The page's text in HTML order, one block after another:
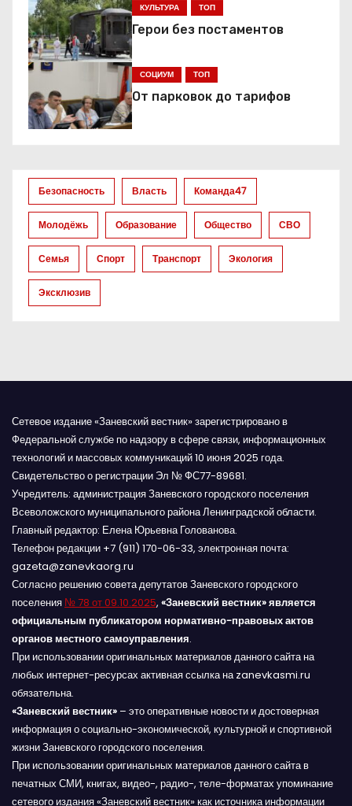
и
я
п
о
а
п
и
с
я
КУЛЬТУРА ТОП
Герои без постаментов
СОЦИУМ ТОП
От парковок до тарифов
Безопасность Власть Команда47
Молодёжь Образование Общество СВО
Семья Спорт Транспорт Экология
Эксклюзив
Сетевое издание «Заневский вестник» зарегистрировано в
Федеральной службе по надзору в сфере связи, информационных
технологий и массовых коммуникаций 10 июня 2025 года.
Свидетельство о регистрации Эл № ФС77-89681.
Учредитель: администрация Заневского городского поселения
Всеволожского муниципального района Ленинградской области.
Главный редактор: Елена Юрьевна Голованова.
Телефон редакции +7 (911) 170-06-33, электронная почта:
gazeta@zanevkaorg.ru
Согласно решению совета депутатов Заневского городского
поселения № 78 от 09.10.2025, «Заневский вестник» является
официальным публикатором нормативно-правовых актов
органов местного самоуправления.
При использовании оригинальных материалов данного сайта на
любых интернет-ресурсах активная ссылка на zanevkasmi.ru
обязательна.
«Заневский вестник» – это оперативные новости и достоверная
информация о социально-экономической, культурной и спортивной
жизни Заневского городского поселения.
При использовании оригинальных материалов данного сайта в
печатных СМИ, книгах, видео-, радио-, теле-форматах упоминание
сетевого издания «Заневский вестник» как источника информации